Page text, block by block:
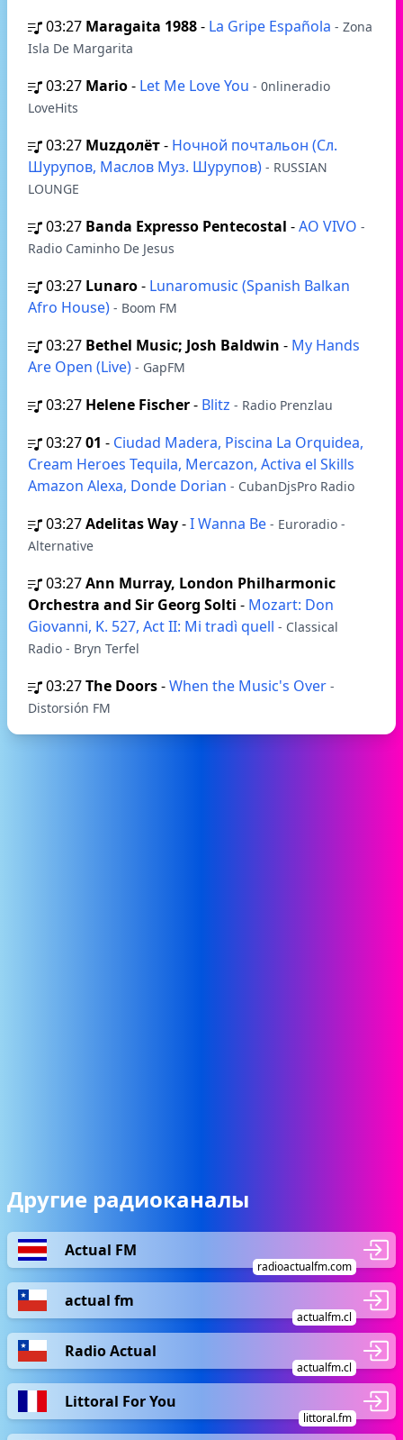
03:27 Maragaita 1988- La Gripe Española - Zona
Isla De Margarita
03:27 Mario- Let Me Love You - 0nlineradio
LoveHits
03:27 Muzдолёт- Ночной почтальон (Сл.
Шурупов, Маслов Муз. Шурупов) - RUSSIAN
LOUNGE
03:27 Banda Expresso Pentecostal -AO VIVO -
Radio Caminho De Jesus
03:27 Lunaro- Lunaromusic (Spanish Balkan
Afro House) - Boom FM
03:27 Bethel Music; Josh Baldwin - My Hands
Are Open (Live) - GapFM
03:27 Helene Fischer- Blitz - Radio Prenzlau
03:2701 - Ciudad Madera, Piscina La Orquidea,
Cream Heroes Tequila, Mercazon, Activa el Skills
Amazon Alexa, Donde Dorian - CubanDjsPro Radio
03:27Adelitas Way-I Wanna Be - Euroradio -
Alternative
03:27Ann Murray, London Philharmonic
Orchestra and Sir Georg Solti - Mozart: Don
Giovanni, K. 527, Act II: Mi tradì quell - Classical
Radio - Bryn Terfel
03:27The Doors-When the Music's Over -
Distorsión FM
Другие радиоканалы
Actual FM
radioactualfm.com
actual fm
actualfm.cl
Radio Actual
actualfm.cl
Littoral For You
littoral.fm